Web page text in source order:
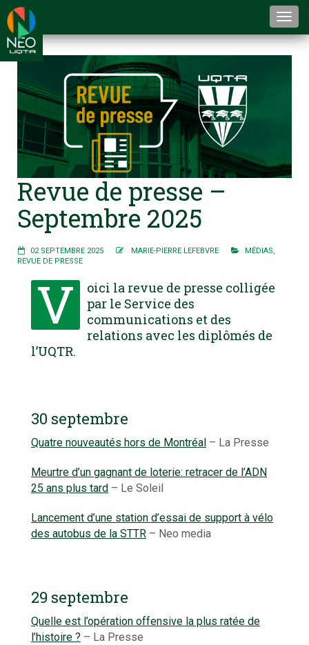
Revue de presse –
Septembre 2025
02 SEPTEMBRE 2025 MARIE-PIERRE LEFEBVRE MÉDIAS,
REVUE DE PRESSE
V
oici la revue de presse colligée
par le Service des
communications et des
relations avec les diplômés de
l’UQTR.
30 septembre
Quatre nouveautés hors de Montréal – La Presse
Meurtre d’un gagnant de loterie: retracer de l’ADN
25 ans plus tard – Le Soleil
Lancement d’une station d’essai de support à vélo
des autobus de la STTR – Neo media
29 septembre
Quelle est l’opération offensive la plus ratée de
l’histoire ? – La Presse